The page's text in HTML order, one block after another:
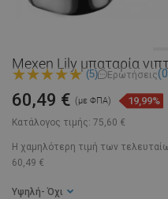
Mexen Lily μπαταρία
(5) Ερωτήσεις
Κατάλογος τιμής: 75,60 €
60,49 € (με ΦΠΑ) 19,99%
Η χαμηλότερη τιμή των
60,49 €
Υψηλή - Όχι